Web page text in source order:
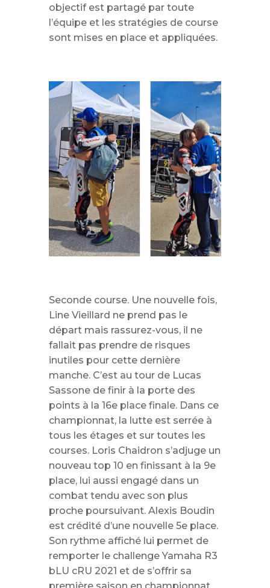
objectif est partagé par toute
l’équipe et les stratégies de course
sont mises en place et appliquées.
Seconde course. Une nouvelle fois,
Line Vieillard ne prend pas le
départ mais rassurez-vous, il ne
fallait pas prendre de risques
inutiles pour cette dernière
manche. C’est au tour de Lucas
Sassone de finir à la porte des
points à la 16e place finale. Dans ce
championnat, la lutte est serrée à
tous les étages et sur toutes les
courses. Loris Chaidron s’adjuge un
nouveau top 10 en finissant à la 9e
place, lui aussi engagé dans un
combat tendu avec son plus
proche poursuivant. Alexis Boudin
est crédité d’une nouvelle 5e place.
Son rythme affiché lui permet de
remporter le challenge Yamaha R3
bLU cRU 2021 et de s’offrir sa